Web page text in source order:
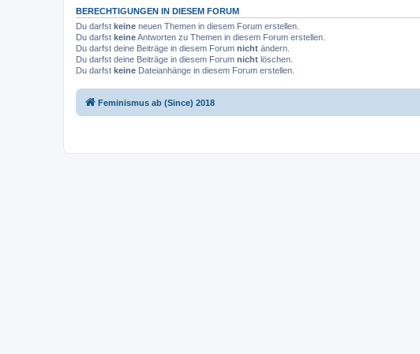
BERECHTIGUNGEN IN DIESEM FORUM
Du darfst keine neuen Themen in diesem Forum erstellen.
Du darfst keineAntworten zu Themen in diesem Forum erstellen.
Du darfst deine Beiträge in diesem Forum nicht ändern.
Du darfst deine Beiträge in diesem Forum nicht löschen.
Du darfst keine Dateianhänge in diesem Forum erstellen.
Feminismus ab (Since) 2018